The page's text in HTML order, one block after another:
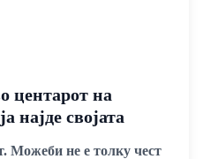
центарот на
најде својата
Можеби не е толку чест